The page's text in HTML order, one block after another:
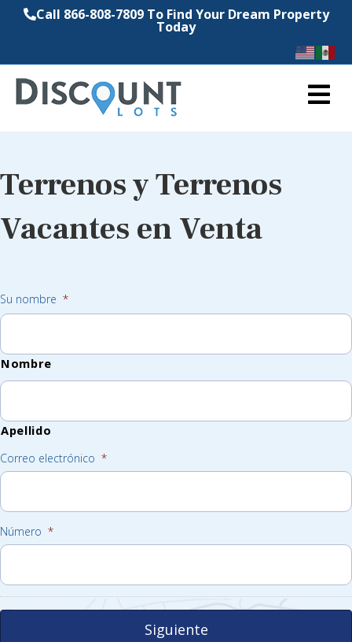
Call 866-808-7809 To Find Your Dream Property
Today
Terrenos y Terrenos
Vacantes en Venta
Su nombre *
Nombre
Apellido
Correo electrónico *
Número *